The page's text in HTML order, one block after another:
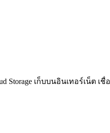
Storage เก็บบนอินเทอร์เน็ต